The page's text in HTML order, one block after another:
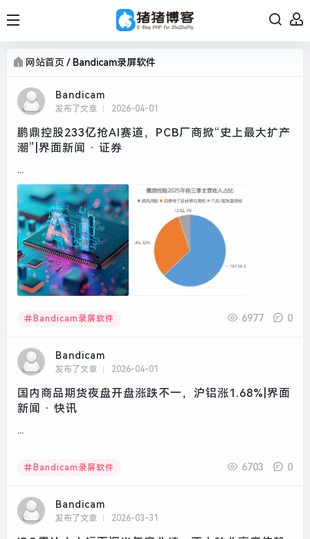
网站首页 / Bandicam录屏软件
Bandicam
发布了文章 2026-04-01
鹏鼎控股233亿抢AI赛道，PCB厂商掀“史上最大扩产
潮”|界面新闻 · 证券
...
Bandicam录屏软件 6977 0
Bandicam
发布了文章 2026-04-01
国内商品期货夜盘开盘涨跌不一，沪铝涨1.68%|界面
新闻 · 快讯
...
Bandicam录屏软件 6703 0
Bandicam
发布了文章 2026-03-31